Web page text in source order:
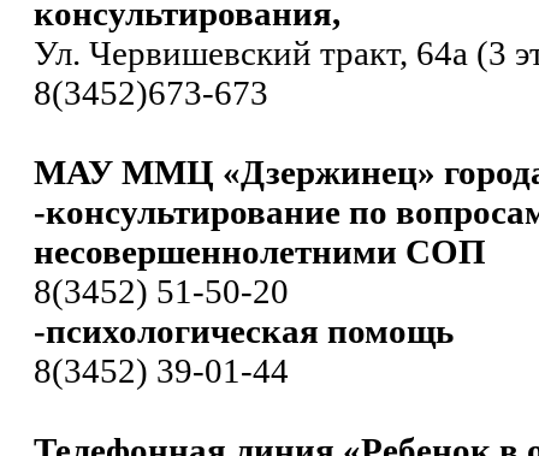
консультирования,
Ул. Червишевский тракт, 64а (3
8(3452)673-673
МАУ ММЦ «Дзержинец»
-консультирование по
несовершеннолетними СОП
8(3452) 51-50-20
-психологическая помощь
8(3452) 39-01-44